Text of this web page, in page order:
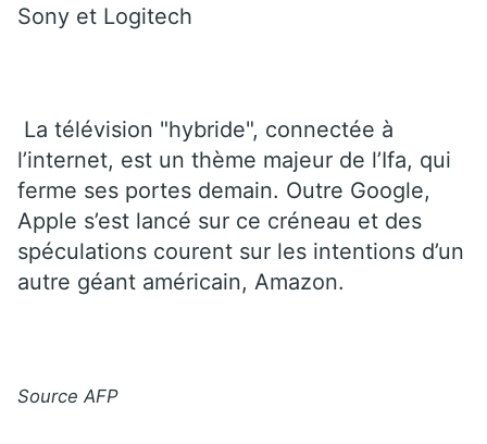
Sony et Logitech
La télévision "hybride", connectée à
l’internet, est un thème majeur de l’Ifa, qui
ferme ses portes demain. Outre Google,
Apple s’est lancé sur ce créneau et des
spéculations courent sur les intentions d’un
autre géant américain, Amazon.
Source AFP